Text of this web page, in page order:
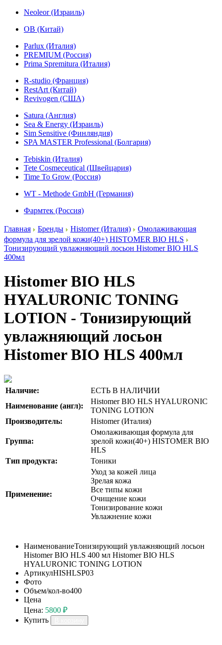
Neoleor (Израиль)
OB (Китай)
Parlux (Италия)
PREMIUM (Россия)
Prima Spremitura (Италия)
R-studio (Франция)
RestArt (Китай)
Revivogen (США)
Satura (Англия)
Sea & Energy (Израиль)
Sim Sensitive (Финляндия)
SPA MASTER Professional (Болгария)
Tebiskin (Италия)
Tete Cosmeceutical (Швейцария)
Time To Grow (Россия)
WT - Methode GmbH (Германия)
Фармтек (Россия)
Главная Бренды Histomer (Италия)
Омолаживающая
формула для зрелой кожи(40+) HISTOMER BIO HLS
Тонизирующий увлажняющий лосьон Histomer BIO HLS
400мл
Histomer BIO HLS
HYALURONIC TONING
LOTION - Тонизирующий
увлажняющий лосьон
Histomer BIO HLS 400мл
Наличие:
ЕСТЬ В НАЛИЧИИ
Наименование (англ):
Histomer BIO HLS HYALURONIC
TONING LOTION
Производитель:
Histomer (Италия)
Группа:
Омолаживающая формула для
зрелой кожи(40+) HISTOMER BIO
HLS
Тип продукта:
Тоники
Применение:
Уход за кожей лица
Зрелая кожа
Все типы кожи
Очищение кожи
Тонизирование кожи
Увлажнение кожи
НаименованиеТонизирующий увлажняющий лосьон
Histomer BIO HLS 400 мл Histomer BIO HLS
HYALURONIC TONING LOTION
АртикулHISHLSP03
Фото
Объем/кол-во400
Цена
Цена: 5800 ₽
Купить